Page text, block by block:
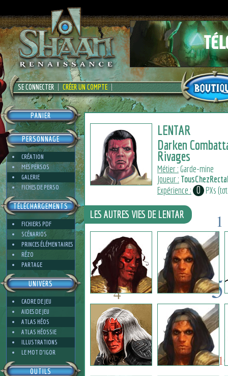
SE CONNECTER CRÉER UN COMPTE
PANIER
PERSONNAGE
CRÉATION
MES PERSOS
GALERIE
FICHES DE PERSO
TÉLÉCHARGEMENTS
FICHIERS PDF
SCÉNARIOS
PRINCES ÉLÉMENTAIRES
RÉZO
PARTAGE
UNIVERS
CADRE DE JEU
AIDES DE JEU
ATLAS HÉOS
ATLAS HÉOSSIE
ILLUSTRATIONS
LE MOT D'IGOR
OUTILS
LENTAR
Darken
Rivages
Métier : Garde-mine
Joueur : TousChezRectal
Expérience : 0 PXs
5
7
5
7
3
4
1
1
LES AUTRES VIES DE LENTAR